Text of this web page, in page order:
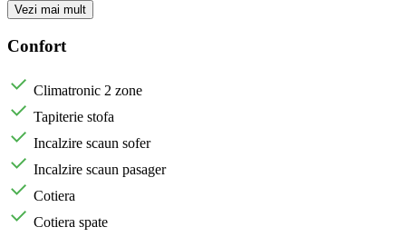
Vezi mai mult
Confort
Climatronic 2 zone
Tapiterie stofa
Incalzire scaun sofer
Incalzire scaun pasager
Cotiera
Cotiera spate